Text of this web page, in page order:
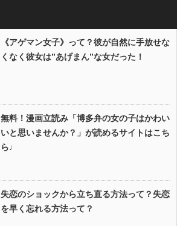
《アゲマン女子》って？彼が自然に手放せな
くなく彼女は”あげまん”な女だった！
無料！漫画立読み「博多弁の女の子はかわい
いと思いませんか？」が読めるサイトはこち
ら♩
失恋のショックから立ち直る方法って？失恋
を早く忘れる方法って？